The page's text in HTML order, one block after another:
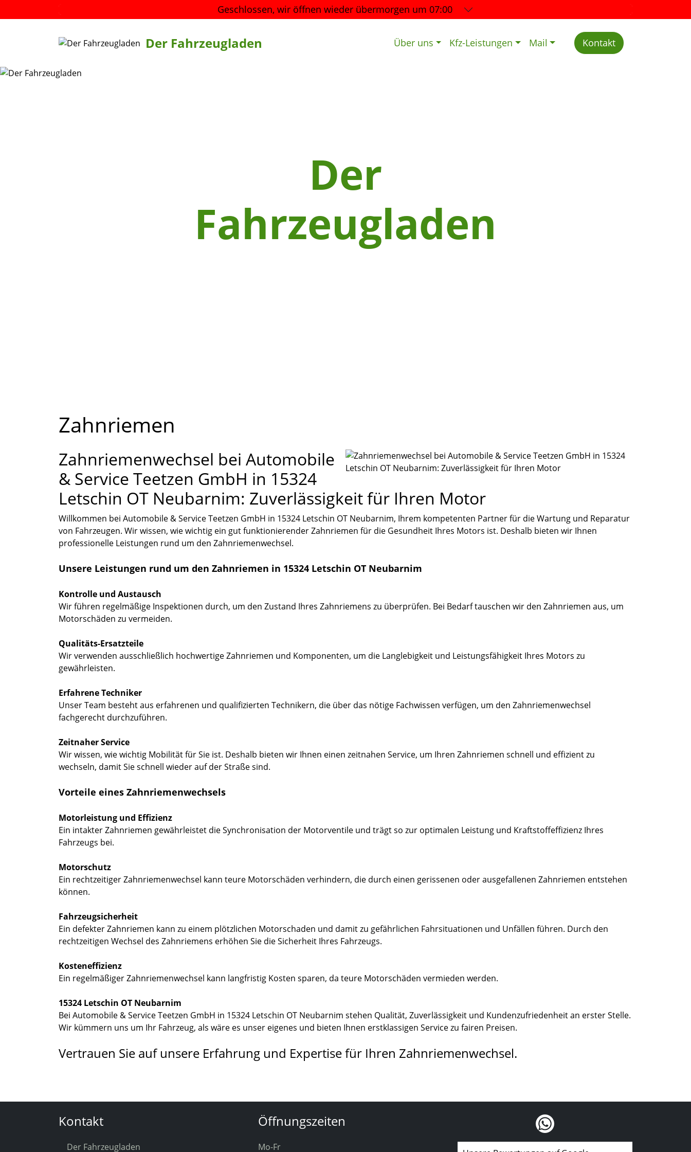
Geschlossen, wir öffnen wieder übermorgen um 07:00
Der Fahrzeugladen Über uns Kfz-Leistungen Mail Kontakt
Der
Fahrzeugladen
Zahnriemen
Zahnriemenwechsel bei Automobile
& Service Teetzen GmbH in 15324
Letschin OT Neubarnim: Zuverlässigkeit für Ihren Motor
Willkommen bei Automobile & Service Teetzen GmbH in 15324 Letschin OT Neubarnim, Ihrem kompetenten Partner für die Wartung und Reparatur
von Fahrzeugen. Wir wissen, wie wichtig ein gut funktionierender Zahnriemen für die Gesundheit Ihres Motors ist. Deshalb bieten wir Ihnen
professionelle Leistungen rund um den Zahnriemenwechsel.
Unsere Leistungen rund um den Zahnriemen in 15324 Letschin OT Neubarnim
Kontrolle und Austausch
Wir führen regelmäßige Inspektionen durch, um den Zustand Ihres Zahnriemens zu überprüfen. Bei Bedarf tauschen wir den Zahnriemen aus, um
Motorschäden zu vermeiden.
Qualitäts-Ersatzteile
Wir verwenden ausschließlich hochwertige Zahnriemen und Komponenten, um die Langlebigkeit und Leistungsfähigkeit Ihres Motors zu
gewährleisten.
Erfahrene Techniker
Unser Team besteht aus erfahrenen und qualifizierten Technikern, die über das nötige Fachwissen verfügen, um den Zahnriemenwechsel
fachgerecht durchzuführen.
Zeitnaher Service
Wir wissen, wie wichtig Mobilität für Sie ist. Deshalb bieten wir Ihnen einen zeitnahen Service, um Ihren Zahnriemen schnell und effizient zu
wechseln, damit Sie schnell wieder auf der Straße sind.
Vorteile eines Zahnriemenwechsels
Motorleistung und Effizienz
Ein intakter Zahnriemen gewährleistet die Synchronisation der Motorventile und trägt so zur optimalen Leistung und Kraftstoffeffizienz Ihres
Fahrzeugs bei.
Motorschutz
Ein rechtzeitiger Zahnriemenwechsel kann teure Motorschäden verhindern, die durch einen gerissenen oder ausgefallenen Zahnriemen entstehen
können.
Fahrzeugsicherheit
Ein defekter Zahnriemen kann zu einem plötzlichen Motorschaden und damit zu gefährlichen Fahrsituationen und Unfällen führen. Durch den
rechtzeitigen Wechsel des Zahnriemens erhöhen Sie die Sicherheit Ihres Fahrzeugs.
Kosteneffizienz
Ein regelmäßiger Zahnriemenwechsel kann langfristig Kosten sparen, da teure Motorschäden vermieden werden.
15324 Letschin OT Neubarnim
Bei Automobile & Service Teetzen GmbH in 15324 Letschin OT Neubarnim stehen Qualität, Zuverlässigkeit und Kundenzufriedenheit an erster Stelle.
Wir kümmern uns um Ihr Fahrzeug, als wäre es unser eigenes und bieten Ihnen erstklassigen Service zu fairen Preisen.
Vertrauen Sie auf unsere Erfahrung und Expertise für Ihren Zahnriemenwechsel.
Kontakt
Der Fahrzeugladen
Öffnungszeiten
Mo-Fr